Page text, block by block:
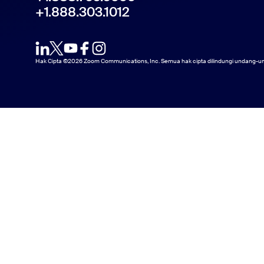
+1.888.303.1012
Hak Cipta ©2026 Zoom Communications, Inc. Semua hak cipta dilindungi undang-